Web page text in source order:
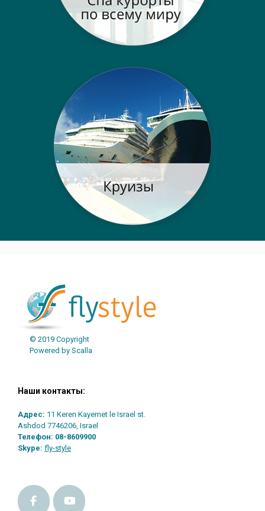
© 2019 Copyright
Powered by Scalla
Наши контакты:
Адрес: 11 Keren Kayemet le Israel st.
Ashdod 7746206, Israel
Телефон: 08-8609900
Skype: fly-style